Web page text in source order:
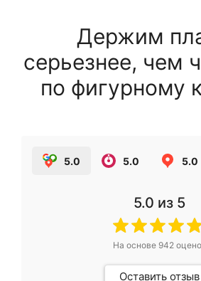
Держим
серьезнее, чем
по фигурному
5.0 5.0 5.0
5.0 из 5
На основе 942
Оставить отзыв